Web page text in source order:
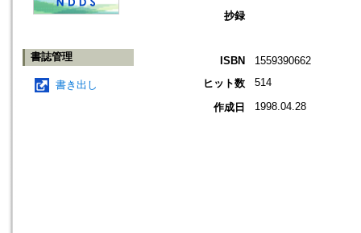
書誌管理
書き出し
抄録
ISBN
1559390662
ヒット数
514
作成日 1998.04.28